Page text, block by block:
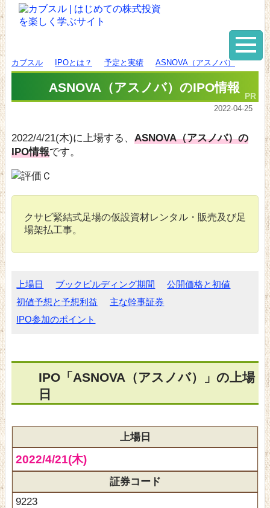
カブスル IPOとは？ 予定と実績 ASNOVA（アスノバ）
ASNOVA（アスノバ）のIPO情報
2022-04-25
2022/4/21(木)に上場する、 ASNOVA（アスノバ）の
IPO情報です。
クサビ緊結式足場の仮設資材レンタル・販売及び足
場架払工事。
上場日 ブックビルディング期間
公開価格と初値
初値予想と予想利益
主な幹事証券
IPO参加のポイント
IPO「ASNOVA（アスノバ）」の上場
日
上場日
2022/4/21(木)
証券コード
9223